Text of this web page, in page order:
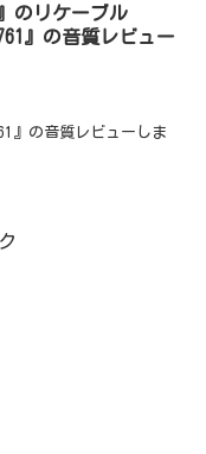
のリケーブル
』の音質レビュー
』の音質レビューしま